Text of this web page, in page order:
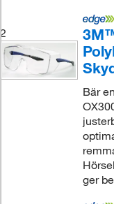
2
Bär
ger